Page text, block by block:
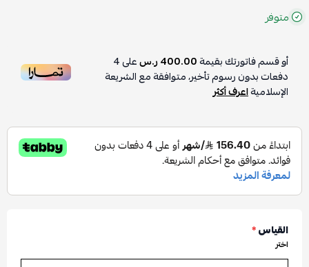
متوفر
أو قسم فاتورتك بقيمة400.00 ر.س على4
دفعات بدون رسوم تأخير، متوافقة مع الشريعة
الإسلاميةاعرف أكثر
القياس*
اختر